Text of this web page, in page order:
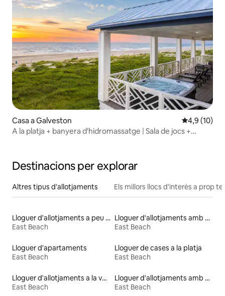
Casa a Galveston 4,9 de
4,9 (10)
A la platja + banyera d'hidromassatge | Sala de jocs +
Destinacions per explorar
Altres tipus d'allotjaments Els millors llocs d'interès a prop
Lloguer d'allotjaments a peu de platja
East Beach
Lloguer d'allotjaments amb banyera d'hidromassatge
East Beach
Lloguer d'apartaments
East Beach
Lloguer de cases a la platja
East Beach
Lloguer d'allotjaments a la vora de l'aigua
East Beach
Lloguer d'allotjaments amb piscina
East Beach